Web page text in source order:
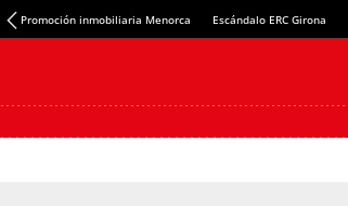
Promoción inmobiliaria Menorca Escándalo ERC Girona